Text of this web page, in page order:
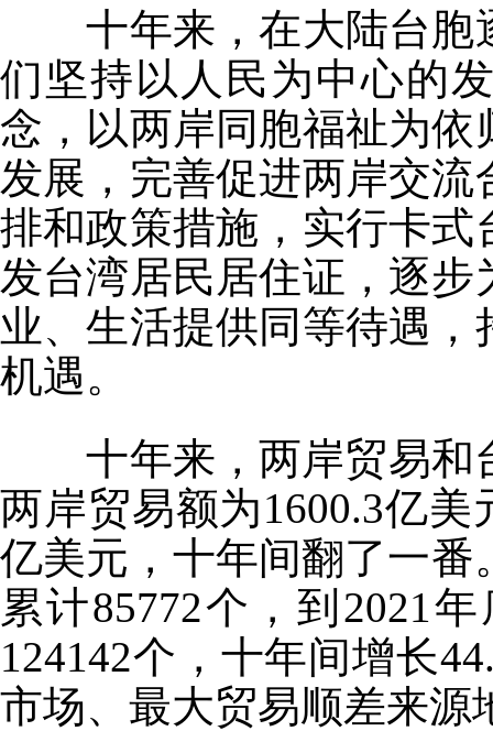
十年来，在大陆台胞
们坚持以人民为中心的
念，以两岸同胞福祉为
发展，完善促进两岸交
排和政策措施，实行卡
发台湾居民居住证，逐
业、生活提供同等待遇
机遇。
十年来，两岸贸易和
两岸贸易额为1600.3亿美
亿美元，十年间翻了一番
累计85772个，到2021
124142个，十年间增长
市场、最大贸易顺差来源